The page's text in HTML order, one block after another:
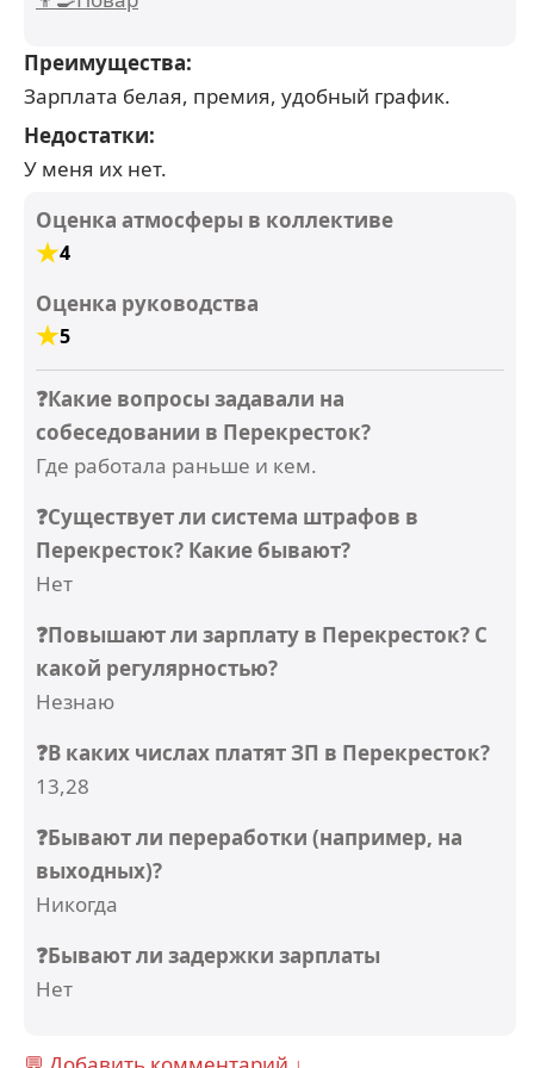
Преимущества:
Зарплата белая, премия, удобный график.
Недостатки:
У меня их нет.
Оценка атмосферы в коллективе
4
Оценка руководства
5
❓Какие вопросы задавали на
собеседовании в Перекресток?
Где работала раньше и кем.
❓Существует ли система штрафов в
Перекресток? Какие бывают?
Нет
❓Повышают ли зарплату в Перекресток? С
какой регулярностью?
Незнаю
❓В каких числах платят ЗП в Перекресток?
13,28
❓Бывают ли переработки (например, на
выходных)?
Никогда
❓Бывают ли задержки зарплаты
Нет